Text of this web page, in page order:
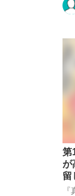
第
が
留